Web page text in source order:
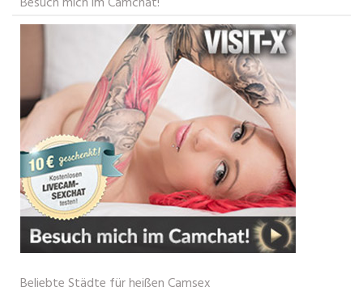
Beliebte Städte für heißen Camsex